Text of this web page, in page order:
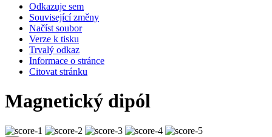
Odkazuje sem
Související změny
Načíst soubor
Verze k tisku
Trvalý odkaz
Informace o stránce
Citovat stránku
Magnetický dipól